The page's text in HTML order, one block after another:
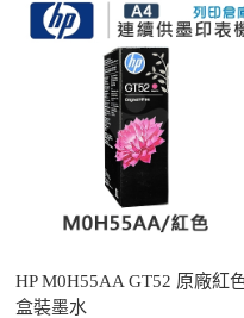
HP M0H55AA GT52 原廠紅
盒裝墨水